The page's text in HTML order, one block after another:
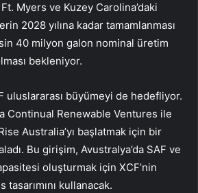
Myers ve Kuzey Carolina’daki
2028 yılına kadar tamamlanması
40 milyon galon nominal üretim
bekleniyor.
uluslararası büyümeyi de hedefliyor.
Continual Renewable Ventures ile
Australia’yı başlatmak için bir
Bu girişim, Avustralya’da SAF ve
oluşturmak için XCF’nin
kullanacak.